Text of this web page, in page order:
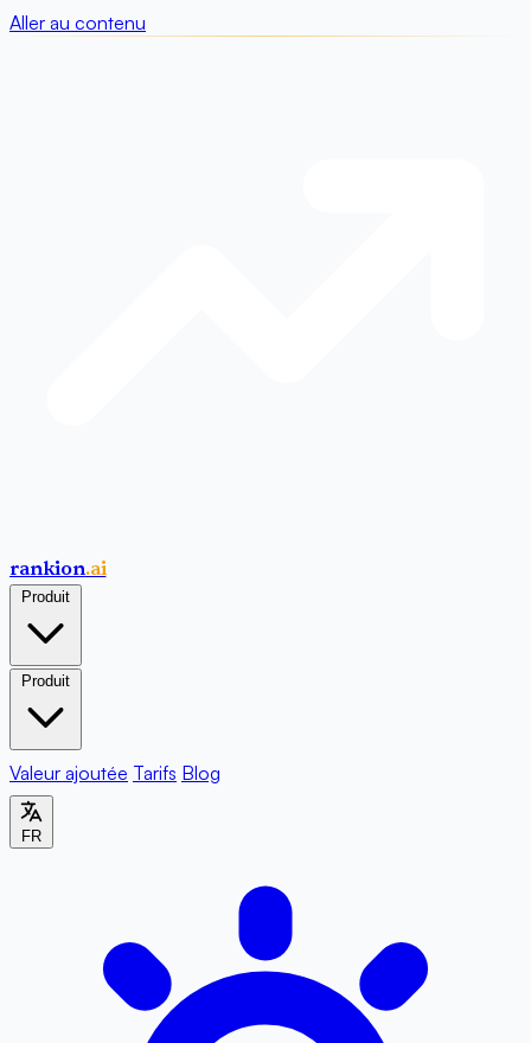
Aller au contenu
rankion.ai
Produit
Produit
Valeur ajoutée Tarifs Blog
FR